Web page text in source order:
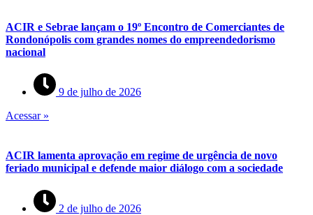
ACIR e Sebrae lançam o 19º Encontro de Comerciantes de
Rondonópolis com grandes nomes do empreendedorismo
nacional
9 de julho de 2026
Acessar »
ACIR lamenta aprovação em regime de urgência de novo
feriado municipal e defende maior diálogo com a sociedade
2 de julho de 2026